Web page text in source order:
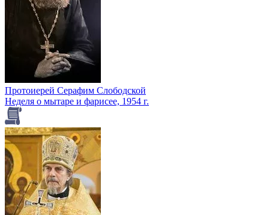
Протоиерей Серафим Слободской
Неделя о мытаре и фарисее, 1954 г.